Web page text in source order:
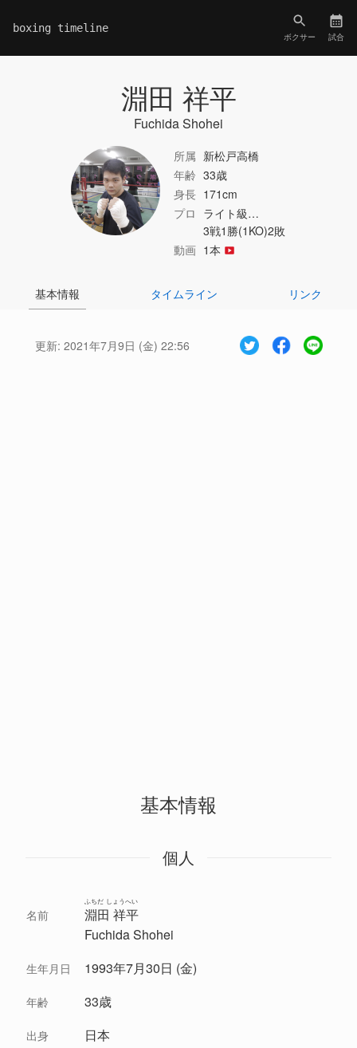
boxing timeline
ボクサー 試合
淵田 祥平
Fuchida Shohei
所属 新松戸高橋
年齢 33歳
身長 171cm
プロ ライト級…
3戦1勝(1KO)2敗
動画 1本
基本情報 タイムライン リンク
更新: 2021年7月9日 (金) 22:56
基本情報
個人
名前 淵田 祥平
ふちだ しょうへい
Fuchida Shohei
生年月日 1993年7月30日 (金)
年齢 33歳
出身
日本